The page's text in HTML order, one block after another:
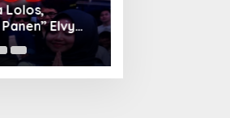
Lolos,
Elvy